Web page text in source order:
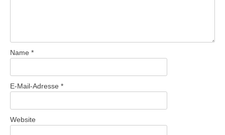
Name *
E-Mail-Adresse *
Website